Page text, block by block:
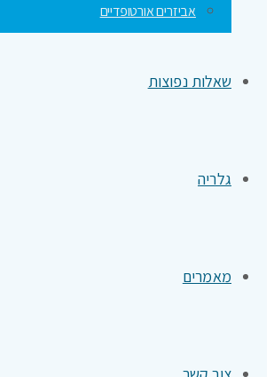
אביזרים אורטופדיים
שאלות נפוצות
גלריה
מאמרים